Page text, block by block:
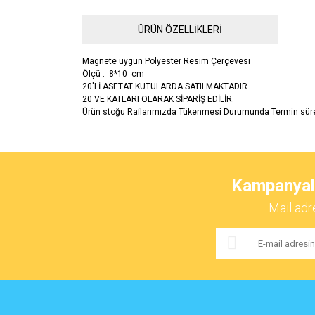
ÜRÜN ÖZELLİKLERİ
Magnete uygun Polyester Resim Çerçevesi
Ölçü : 8*10 cm
20'Lİ ASETAT KUTULARDA SATILMAKTADIR.
20 VE KATLARI OLARAK SİPARİŞ EDİLİR.
Ürün stoğu Raflarımızda Tükenmesi Durumunda Termin
Ürün resmi kalitesiz, bozuk veya görüntülenemiyor.
Mail